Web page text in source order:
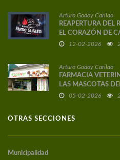
Arturo Godoy Carilao
REAPERTURA DEL
EL CORAZÓN DE
12-02-2026
Arturo Godoy Carilao
FARMACIA
LAS MASCOTAS
05-02-2026
OTRAS SECCIONES
Municipalidad